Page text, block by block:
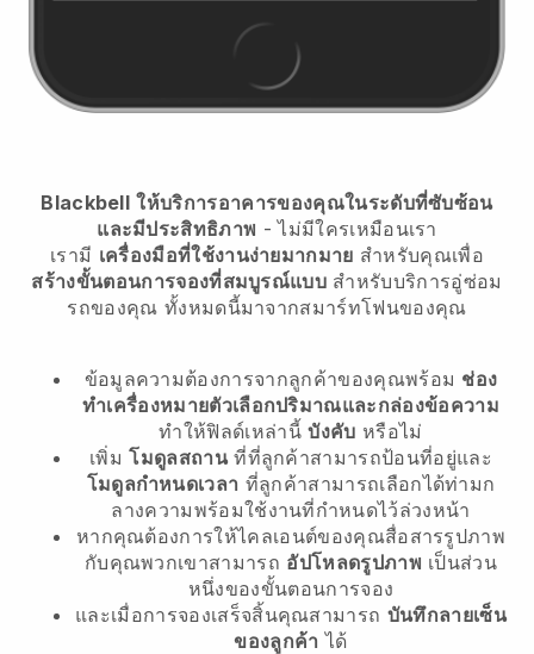
Blackbell ให้บริการอาคารของคุณในระดับที่ซับซ้อน
และมีประสิทธิภาพ - ไม่มีใครเหมือนเรา
เรามี เครื่องมือที่ใช้งานง่ายมากมาย สำหรับคุณเพื่อ
สร้างขั้นตอนการจองที่สมบูรณ์แบบ สำหรับบริการอู่ซ่อม
รถของคุณ ทั้งหมดนี้มาจากสมาร์ทโฟนของคุณ
ข้อมูลความต้องการจากลูกค้าของคุณพร้อม ช่อง
ทำเครื่องหมายตัวเลือกปริมาณและกล่องข้อความ
ทำให้ฟิลด์เหล่านี้บังคับ หรือไม่
เพิ่มโมดูลสถานที่ที่ลูกค้าสามารถป้อนที่อยู่และ
โมดูลกำหนดเวลา ที่ลูกค้าสามารถเลือกได้ท่ามก
ลางความพร้อมใช้งานที่กำหนดไว้ล่วงหน้า
หากคุณต้องการให้ไคลเอนต์ของคุณสื่อสารรูปภาพ
กับคุณพวกเขาสามารถ อัปโหลดรูปภาพ เป็นส่วน
หนึ่งของขั้นตอนการจอง
และเมื่อการจองเสร็จสิ้นคุณสามารถ บันทึกลายเซ็น
ของลูกค้า ได้